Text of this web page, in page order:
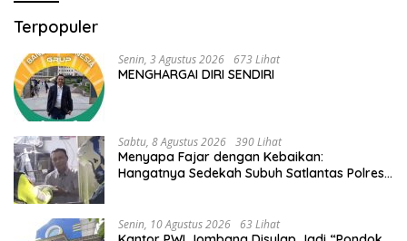
Terpopuler
Senin, 3 Agustus 2026 673 Lihat
MENGHARGAI DIRI SENDIRI
Sabtu, 8 Agustus 2026 390 Lihat
Menyapa Fajar dengan Kebaikan:
Hangatnya Sedekah Subuh Satlantas Polres
Senin, 10 Agustus 2026 63 Lihat